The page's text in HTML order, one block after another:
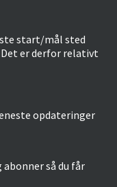
start/mål sted
er derfor relativt
opdateringer
abonner så du får